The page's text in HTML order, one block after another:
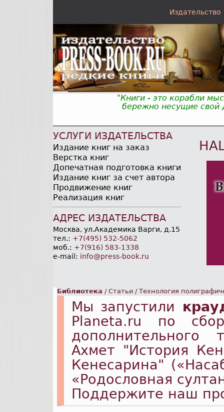
Издательство
"Книги - это корабли
бережно несущие свой
УСЛУГИ ИЗДАТЕЛЬСТВА
Издание книг на заказ
Верстка книг
Допечатная подготовка книги
Издание книг за счет автора
Продвижение книг
Реализация книг
АДРЕС ИЗДАТЕЛЬСТВА
Москва, ул.Академика Варги, д.15
тел.: +7(495) 532-5062
моб.: +7(916) 583-1338
e-mail: info@press-book.ru
Библиотека / Статьи / Технология
Мы запустили
Planeta.ru по
дополнительного
Ахмет "История
Кенесарина"
«Родословная
Поддержите наш